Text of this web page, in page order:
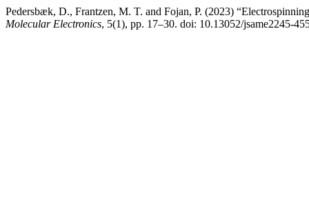
Pedersbæk, D., Frantzen, M. T. and Fojan, P. (2023)
Molecular Electronics, 5(1), pp. 17–30. doi: 10.13052/jsame2245-